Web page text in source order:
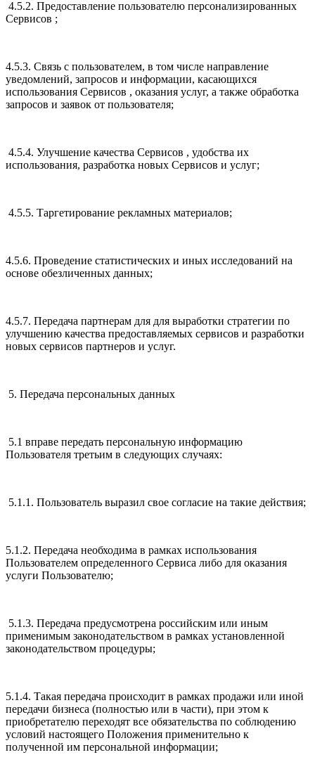
4.5.2. Предоставление пользователю персонализированных
Сервисов ;
4.5.3. Связь с пользователем, в том числе направление
уведомлений, запросов и информации, касающихся
использования Сервисов , оказания услуг, а также обработка
запросов и заявок от пользователя;
4.5.4. Улучшение качества Сервисов , удобства их
использования, разработка новых Сервисов и услуг;
4.5.5. Таргетирование рекламных материалов;
4.5.6. Проведение статистических и иных исследований на
основе обезличенных данных;
4.5.7. Передача партнерам для для выработки стратегии по
улучшению качества предоставляемых сервисов и разработки
новых сервисов партнеров и услуг.
5. Передача персональных данных
5.1 вправе передать персональную информацию
Пользователя третьим в следующих случаях:
5.1.1. Пользователь выразил свое согласие на такие действия;
5.1.2. Передача необходима в рамках использования
Пользователем определенного Сервиса либо для оказания
услуги Пользователю;
5.1.3. Передача предусмотрена российским или иным
применимым законодательством в рамках установленной
законодательством процедуры;
5.1.4. Такая передача происходит в рамках продажи или иной
передачи бизнеса (полностью или в части), при этом к
приобретателю переходят все обязательства по соблюдению
условий настоящего Положения применительно к
полученной им персональной информации;